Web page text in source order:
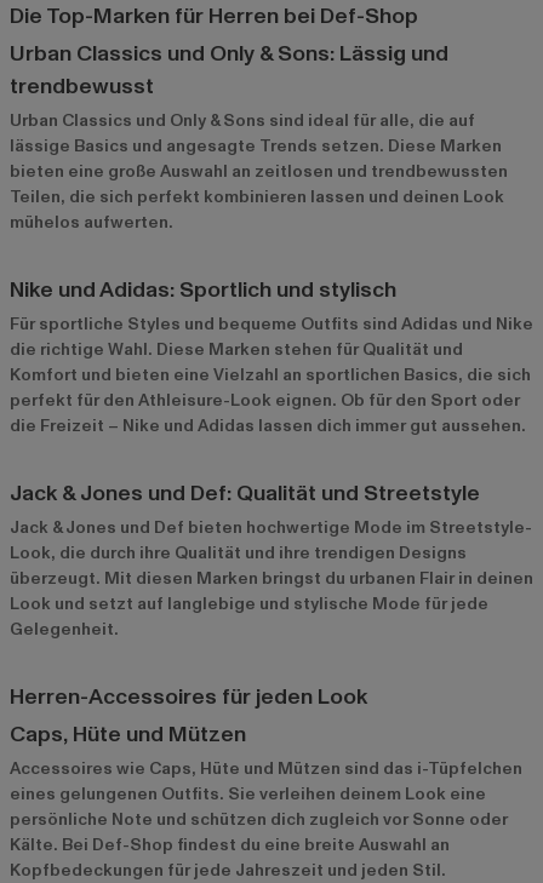
Die Top-Marken für Herren bei Def-Shop
Urban Classics und Only & Sons: Lässig und
trendbewusst
Urban Classics und Only & Sons sind ideal für alle, die auf
lässige Basics und angesagte Trends setzen. Diese Marken
bieten eine große Auswahl an zeitlosen und trendbewussten
Teilen, die sich perfekt kombinieren lassen und deinen Look
mühelos aufwerten.
Nike und Adidas: Sportlich und stylisch
Für sportliche Styles und bequeme Outfits sind Adidas und Nike
die richtige Wahl. Diese Marken stehen für Qualität und
Komfort und bieten eine Vielzahl an sportlichen Basics, die sich
perfekt für den Athleisure-Look eignen. Ob für den Sport oder
die Freizeit – Nike und Adidas lassen dich immer gut aussehen.
Jack & Jones und Def: Qualität und Streetstyle
Jack & Jones und Def bieten hochwertige Mode im Streetstyle-
Look, die durch ihre Qualität und ihre trendigen Designs
überzeugt. Mit diesen Marken bringst du urbanen Flair in deinen
Look und setzt auf langlebige und stylische Mode für jede
Gelegenheit.
Herren-Accessoires für jeden Look
Caps, Hüte und Mützen
Accessoires wie Caps, Hüte und Mützen sind das i-Tüpfelchen
eines gelungenen Outfits. Sie verleihen deinem Look eine
persönliche Note und schützen dich zugleich vor Sonne oder
Kälte. Bei Def-Shop findest du eine breite Auswahl an
Kopfbedeckungen für jede Jahreszeit und jeden Stil.